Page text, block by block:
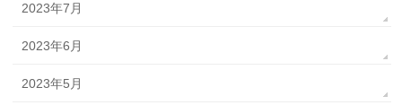
2023年7月
2023年6月
2023年5月